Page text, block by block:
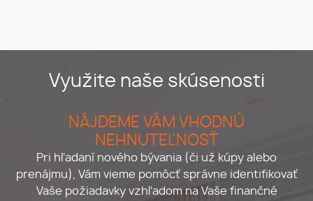
Využite naše skúsenosti
NÁJDEME VÁM VHODNÚ
NEHNUTEĽNOSŤ
Pri hľadaní nového bývania (či už kúpy alebo
prenájmu), Vám vieme pomôcť správne identifikovať
Vaše požiadavky vzhľadom na Vaše finančné